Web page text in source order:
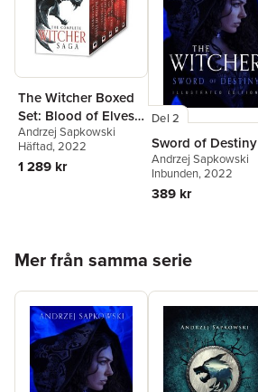
The Witcher Boxed
Set: Blood of Elves,
the Time of
Contempt, Baptism
of Fire, the Tower of
Andrzej Sapkowski
Häftad, 2022
1 289 kr
Del 2
Sword of Destiny
Andrzej Sapkowski
Inbunden, 2022
389 kr
Mer från samma serie